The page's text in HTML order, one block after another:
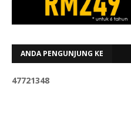
ANDA PENGUNJUNG KE
47721348